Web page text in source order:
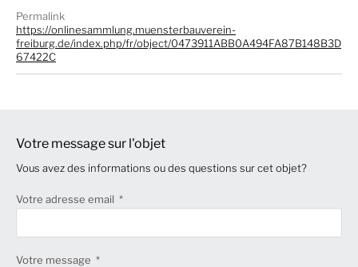
Permalink
https://onlinesammlung.muensterbauverein-
freiburg.de/index.php/fr/object/0473911ABB0A494FA87B148B3D
67422C
Votre message sur l'objet
Vous avez des informations ou des questions sur cet objet?
Votre adresse email
Votre message